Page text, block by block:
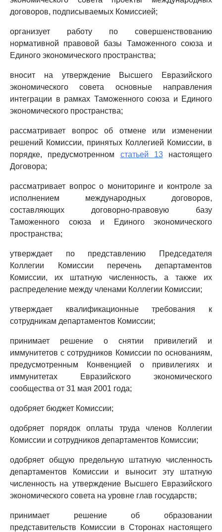
договоров, подписываемых Комиссией;
организует работу по совершенствованию
нормативной правовой базы Таможенного союза и
Единого экономического пространства;
вносит на утверждение Высшего Евразийского
экономического совета основные направления
интеграции в рамках Таможенного союза и Единого
экономического пространства;
рассматривает вопрос об отмене или изменении
решений Комиссии, принятых Коллегией Комиссии, в
порядке, предусмотренном статьей 13настоящего
Договора;
рассматривает вопрос о мониторинге и контроле за
исполнением международных договоров,
составляющих договорно-правовую базу
Таможенного союза и Единого экономического
пространства;
утверждает по представлению Председателя
Коллегии Комиссии перечень департаментов
Комиссии, их штатную численность, а также их
распределение между членами Коллегии Комиссии;
утверждает квалификационные требования к
сотрудникам департаментов Комиссии;
принимает решение о снятии привилегий и
иммунитетов с сотрудников Комиссии по основаниям,
предусмотренным Конвенцией о привилегиях и
иммунитетах Евразийского экономического
сообщества от 31 мая 2001 года;
одобряет бюджет Комиссии;
одобряет порядок оплаты труда членов Коллегии
Комиссии и сотрудников департаментов Комиссии;
одобряет общую предельную штатную численность
департаментов Комиссии и выносит эту штатную
численность на утверждение Высшего Евразийского
экономического совета на уровне глав государств;
принимает решение об образовании
представительств Комиссии в Сторонах настоящего